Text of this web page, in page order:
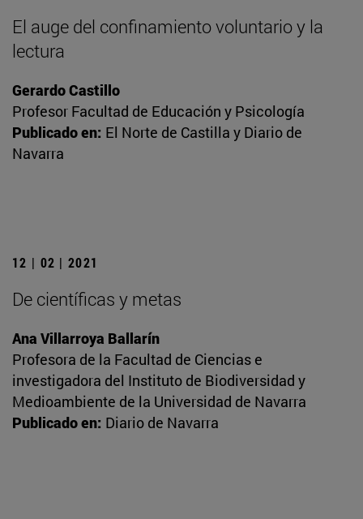
El auge del confinamiento voluntario y la
lectura
Gerardo Castillo
Profesor Facultad de Educación y Psicología
Publicado en: El Norte de Castilla y Diario de
Navarra
12 | 02 | 2021
De científicas y metas
Ana Villarroya Ballarín
Profesora de la Facultad de Ciencias e
investigadora del Instituto de Biodiversidad y
Medioambiente de la Universidad de Navarra
Publicado en: Diario de Navarra